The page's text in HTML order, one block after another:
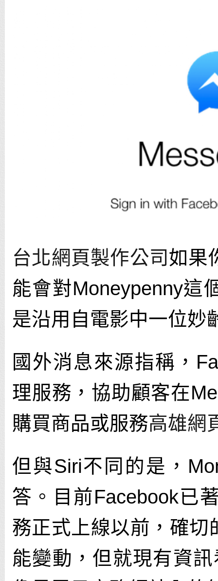
台北網頁製作公司如果
能會對Moneypenny這
是沿用自電影中一位妙
國外消息來源指稱，
理服務，協助顧客在
購買商品或服務高雄網
但與Siri不同的是，
答。目前Facebook已
務正式上線以前，確切
能變動，但就現有資